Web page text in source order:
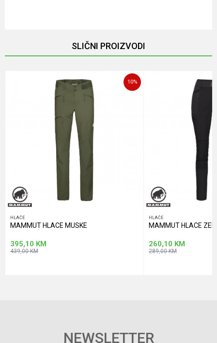
SLIČNI PROIZVODI
10%
HLAČE
MAMMUT HLACE MUSKE
395,10 KM
439,00KM
HLAČE
MAMMUT HLACE
260,10 KM
289,00KM
NEWSLETTER